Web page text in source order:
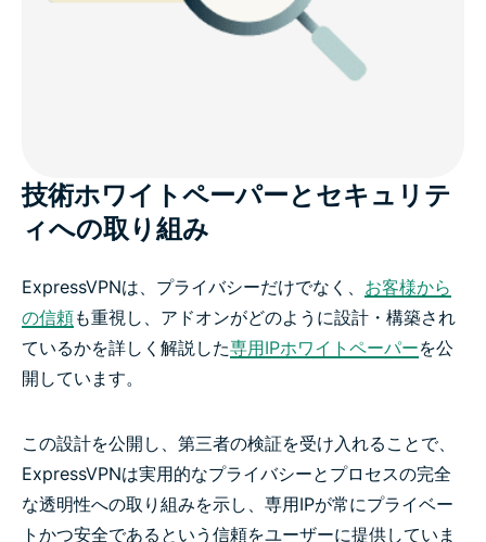
技術ホワイトペーパーとセキュリテ
ィへの取り組み
ExpressVPNは、プライバシーだけでなく、 お客様から
の信頼も重視し、アドオンがどのように設計・構築され
ているかを詳しく解説した専用IPホワイトペーパーを公
開しています。
この設計を公開し、第三者の検証を受け入れることで、
ExpressVPNは実用的なプライバシーとプロセスの完全
な透明性への取り組みを示し、専用IPが常にプライベー
トかつ安全であるという信頼をユーザーに提供していま